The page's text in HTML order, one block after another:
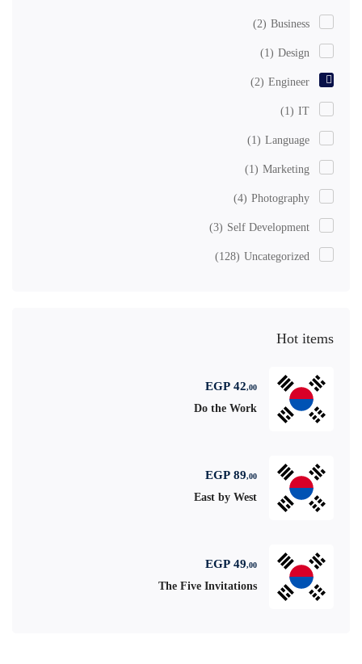
Business
(2)
Design
(1)
Engineer
(2)
IT
(1)
Language
(1)
Marketing
(1)
Photography
(4)
Self Development
(3)
Uncategorized
(128)
Hot items
42,00
EGP
Do the Work
89,00
EGP
East by West
49,00
EGP
The Five Invitations